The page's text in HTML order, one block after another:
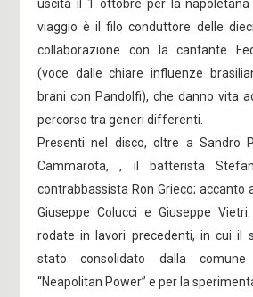
uscita il 1 ottobre per la napoletana
viaggio è il filo conduttore delle
collaborazione con la cantante
(voce dalle chiare influenze
brani con Pandolfi), che danno vita
percorso tra generi differenti.
Presenti nel disco, oltre a Sandro
Cammarota, , il batterista
contrabbassista Ron Grieco; accanto
Giuseppe Colucci e Giuseppe
rodate in lavori precedenti, in cui il
stato consolidato dalla
“Neapolitan Power” e per la